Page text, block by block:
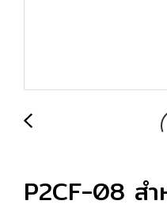
P2CF-08 ส